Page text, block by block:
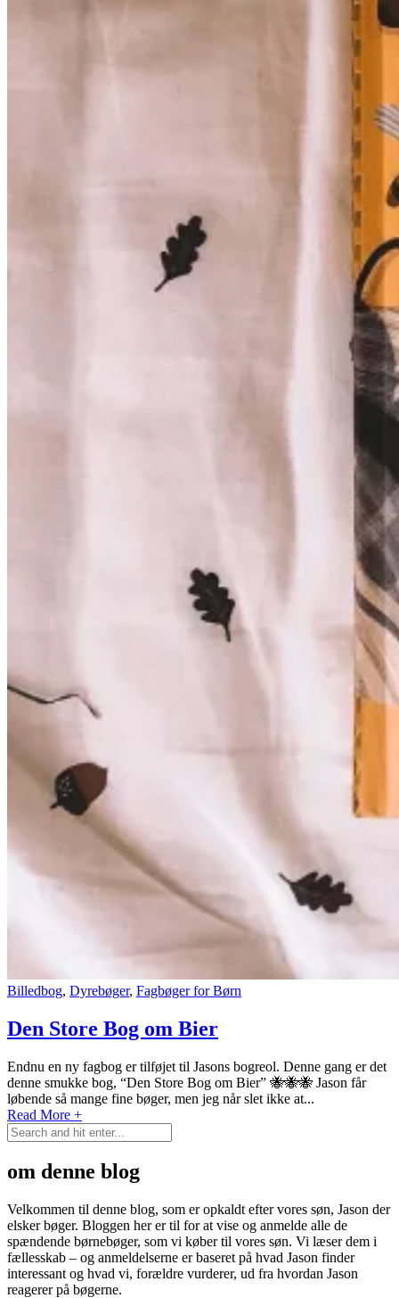
Billedbog, Dyrebøger, Fagbøger for Børn
Den Store Bog om Bier
Endnu en ny fagbog er tilføjet til Jasons bogreol. Denne gang er det
denne smukke bog, “Den Store Bog om Bier” 🐝🐝🐝 Jason får
løbende så mange fine bøger, men jeg når slet ikke at...
Read More +
om denne blog
Velkommen til denne blog, som er opkaldt efter vores søn, Jason der
elsker bøger. Bloggen her er til for at vise og anmelde alle de
spændende børnebøger, som vi køber til vores søn. Vi læser dem i
fællesskab – og anmeldelserne er baseret på hvad Jason finder
interessant og hvad vi, forældre vurderer, ud fra hvordan Jason
reagerer på bøgerne.